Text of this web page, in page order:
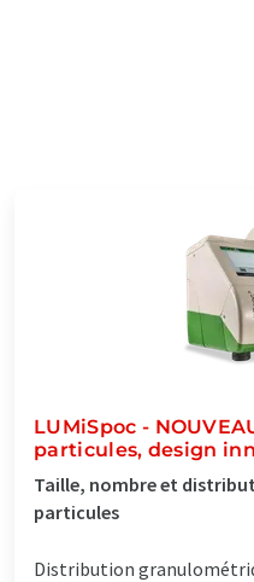
LUMiSpoc -
particules, design
Taille, nombre et
particules
Distribution